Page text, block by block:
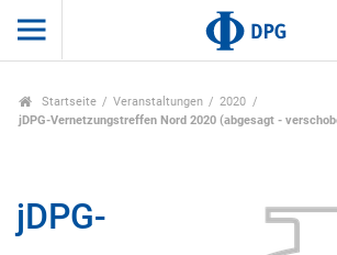
Startseite Veranstaltungen
2020
jDPG-Vernetzungstreffen Nord 2020 (abgesagt -
jDPG-